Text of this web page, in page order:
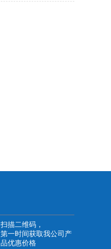
扫描二维码，
第一时间获取我公司产
品优惠价格